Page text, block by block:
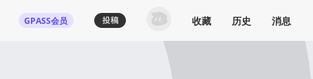
GPASS会员 收藏 历史 消息